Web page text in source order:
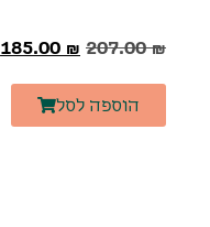
207.00₪
185.00 ₪
הוספה לסל